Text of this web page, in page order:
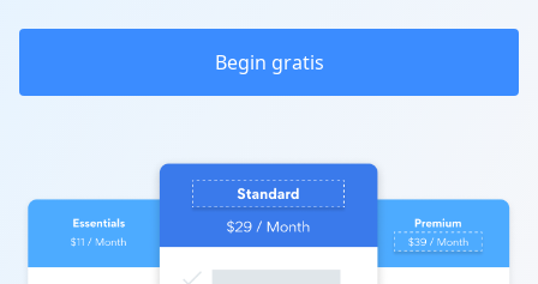
Begin gratis